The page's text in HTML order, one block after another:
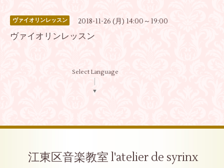
ヴァイオリンレッスン 2018-11-26 (月) 14:00～19:00
ヴァイオリンレッスン
Select Language
▼
江東区音楽教室 l'atelier de syrinx